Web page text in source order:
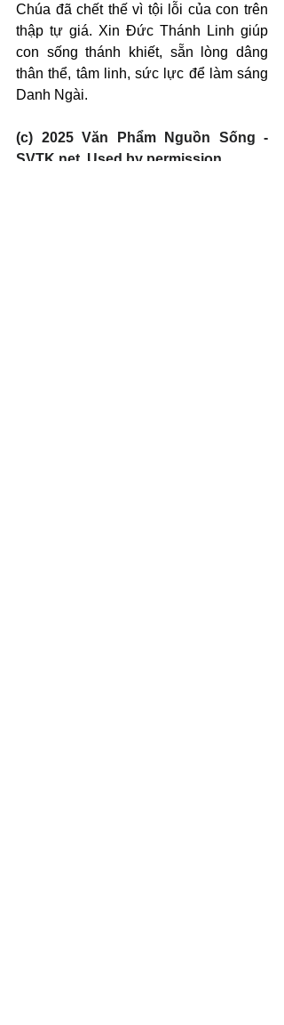
Chúa đã chết thế vì tội lỗi của con trên
thập tự giá. Xin Đức Thánh Linh giúp
con sống thánh khiết, sẵn lòng dâng
thân thể, tâm linh, sức lực để làm sáng
Danh Ngài.
(c) 2025 Văn Phẩm Nguồn Sống -
SVTK.net. Used by permission.